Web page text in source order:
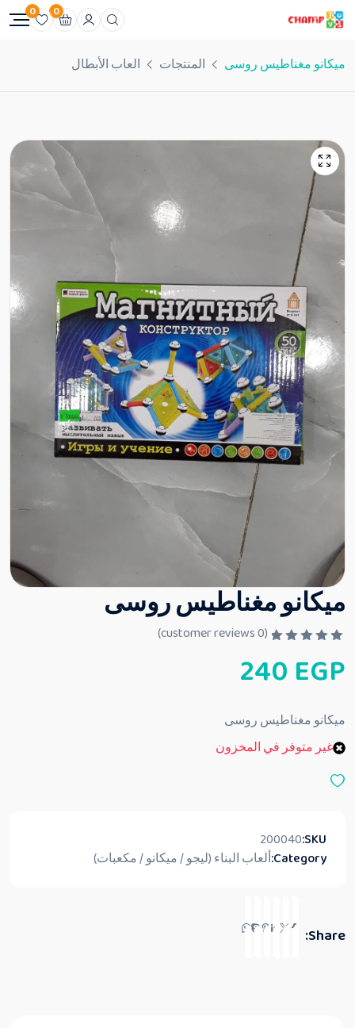
0
0
ميكانو مغناطيس روسى المنتجات العاب الأبطال
ميكانو مغناطيس روسى
م
ا
ي
م
ن
(
0
240 EGP
ميكانو مغناطيس روسى
غير متوفر في المخزون
SKU:
200040
Category:ألعاب البناء (ليجو / ميكانو / مكعبات)
Share: